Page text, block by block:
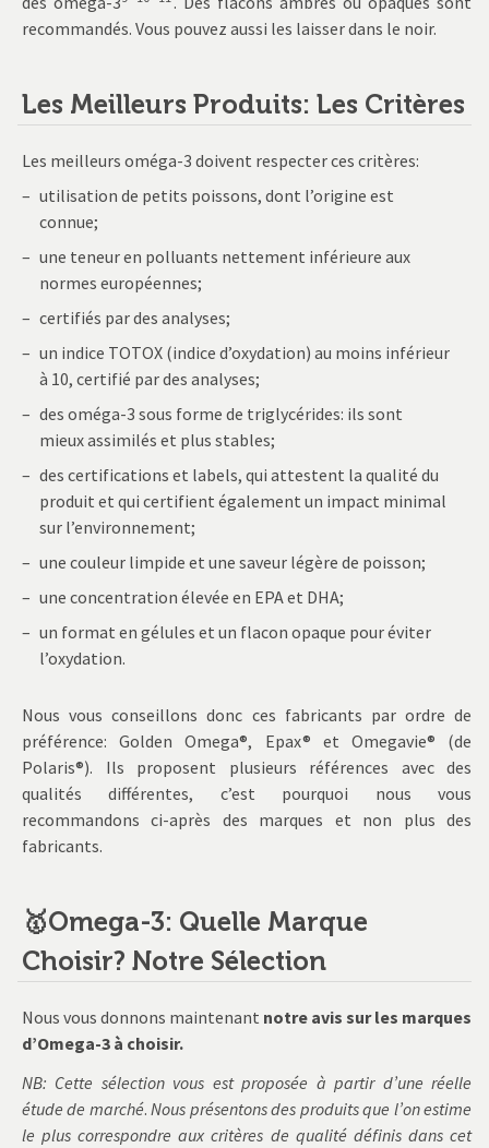
recommandés. Vous pouvez aussi les laisser dans le noir.
Les Meilleurs Produits: Les Critères
Les meilleurs oméga-3 doivent respecter ces critères:
utilisation de petits poissons, dont l’origine est
connue;
une teneur en polluants nettement inférieure aux
normes européennes;
certifiés par des analyses;
un indice TOTOX (indice d’oxydation) au moins inférieur
à 10, certifié par des analyses;
des oméga-3 sous forme de triglycérides: ils sont
mieux assimilés et plus stables;
des certifications et labels, qui attestent la qualité du
produit et qui certifient également un impact minimal
sur l’environnement;
une couleur limpide et une saveur légère de poisson;
une concentration élevée en EPA et DHA;
un format en gélules et un flacon opaque pour éviter
l’oxydation.
Nous vous conseillons donc ces fabricants par ordre de
préférence: Golden Omega®, Epax® et Omegavie® (de
Polaris®). Ils proposent plusieurs références avec des
qualités différentes, c’est pourquoi nous vous
recommandons ci-après des marques et non plus des
fabricants.
🥇Omega-3: Quelle Marque
Choisir? Notre Sélection
Nous vous donnons maintenant notre avis sur les marques
d’Omega-3 à choisir.
NB: Cette sélection vous est proposée à partir d’une réelle
étude de marché.Nous présentons des produits que l’on estime
le plus correspondre aux critères de qualité définis dans cet